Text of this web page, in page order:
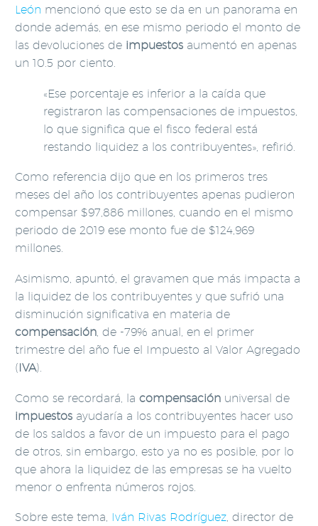
León mencionó que esto se da en un panorama en
donde además, en ese mismo periodo el monto de
las devoluciones de impuestos aumentó en apenas
un 10.5 por ciento.
«Ese porcentaje es inferior a la caída que
registraron las compensaciones de impuestos,
lo que significa que el fisco federal está
restando liquidez a los contribuyentes», refirió.
Como referencia dijo que en los primeros tres
meses del año los contribuyentes apenas pudieron
compensar $97,886 millones, cuando en el mismo
periodo de 2019 ese monto fue de $124,969
millones.
Asimismo, apuntó, el gravamen que más impacta a
la liquidez de los contribuyentes y que sufrió una
disminución significativa en materia de
compensación, de -79% anual, en el primer
trimestre del año fue el Impuesto al Valor Agregado
(IVA).
Como se recordará, la compensación universal de
impuestos ayudaría a los contribuyentes hacer uso
de los saldos a favor de un impuesto para el pago
de otros, sin embargo, esto ya no es posible, por lo
que ahora la liquidez de las empresas se ha vuelto
menor o enfrenta números rojos.
Sobre este tema, Iván Rivas Rodríguez, director de